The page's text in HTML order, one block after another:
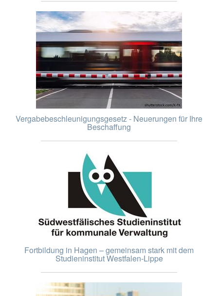
Vergabebeschleunigungsgesetz - Neuerungen für Ihre
Beschaffung
Fortbildung in Hagen – gemeinsam stark mit dem
Studieninstitut Westfalen-Lippe